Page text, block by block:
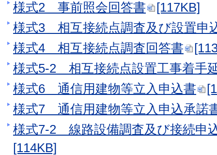
様式2 事前照会回答書
[117KB]
様式3 相互接続点調査及び設置申
様式4 相互接続点調査回答書
様式5-2 相互接続点設置工事着手
様式6 通信用建物等立入申込書
様式7 通信用建物等立入申込承諾
様式7-2 線路設備調査及び接続申
[114KB]